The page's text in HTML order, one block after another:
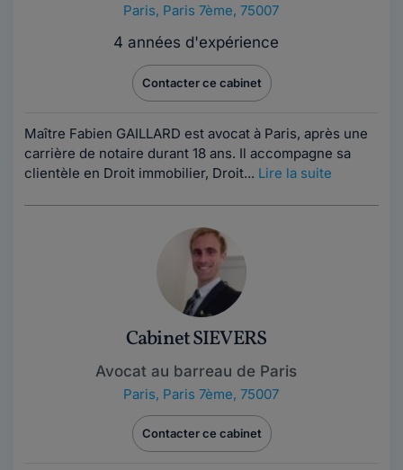
Paris, Paris 7ème, 75007
4 années d'expérience
Contacter ce cabinet
Maître Fabien GAILLARD est avocat à Paris, après une
carrière de notaire durant 18 ans. Il accompagne sa
clientèle en Droit immobilier, Droit... Lire la suite
Cabinet SIEVERS
Avocat au barreau de Paris
Paris, Paris 7ème, 75007
Contacter ce cabinet